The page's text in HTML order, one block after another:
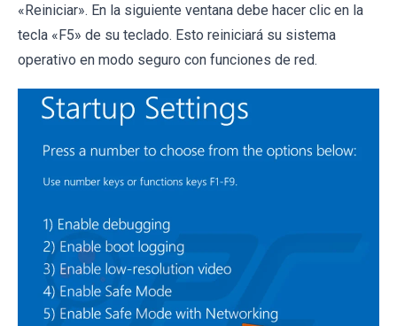
«Reiniciar». En la siguiente ventana debe hacer clic en la
tecla «F5» de su teclado. Esto reiniciará su sistema
operativo en modo seguro con funciones de red.